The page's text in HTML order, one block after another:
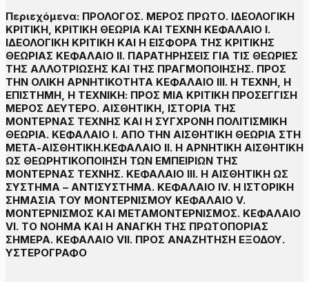
Περιεχόμενα: ΠΡΟΛΟΓΟΣ. ΜΕΡΟΣ ΠΡΩΤΟ. ΙΔΕΟΛΟΓΙΚΗ
ΚΡΙΤΙΚΗ, ΚΡΙΤΙΚΗ ΘΕΩΡΙΑ ΚΑΙ ΤΕΧΝΗ ΚΕΦΑΛΑΙΟ Ι.
ΙΔΕΟΛΟΓΙΚΗ ΚΡΙΤΙΚΗ ΚΑΙ Η ΕΙΣΦΟΡΑ ΤΗΣ ΚΡΙΤΙΚΗΣ
ΘΕΩΡΙΑΣ ΚΕΦΑΛΑΙΟ ΙΙ. ΠΑΡΑΤΗΡΗΣΕΙΣ ΓΙΑ ΤΙΣ ΘΕΩΡΙΕΣ
ΤΗΣ ΑΛΛΟΤΡΙΩΣΗΣ ΚΑΙ ΤΗΣ ΠΡΑΓΜΟΠΟΙΗΣΗΣ. ΠΡΟΣ
ΤΗΝ ΟΛΙΚΗ ΑΡΝΗΤΙΚΟΤΗΤΑ ΚΕΦΑΛΑΙΟ ΙΙΙ. Η ΤΕΧΝΗ, Η
ΕΠΙΣΤΗΜΗ, Η ΤΕΧΝΙΚΗ: ΠΡΟΣ ΜΙΑ ΚΡΙΤΙΚΗ ΠΡΟΣΕΓΓΙΣΗ
ΜΕΡΟΣ ΔΕΥΤΕΡΟ. ΑΙΣΘΗΤΙΚΗ, ΙΣΤΟΡΙΑ ΤΗΣ
ΜΟΝΤΕΡΝΑΣ ΤΕΧΝΗΣ ΚΑΙ Η ΣΥΓΧΡΟΝΗ ΠΟΛΙΤΙΣΜΙΚΗ
ΘΕΩΡΙΑ. ΚΕΦΑΛΑΙΟ Ι. ΑΠΟ ΤΗΝ ΑΙΣΘΗΤΙΚΗ ΘΕΩΡΙΑ ΣΤΗ
ΜΕΤΑ-ΑΙΣΘΗΤΙΚΗ.ΚΕΦΑΛΑΙΟ ΙΙ. Η ΑΡΝΗΤΙΚΗ ΑΙΣΘΗΤΙΚΗ
ΩΣ ΘΕΩΡΗΤΙΚΟΠΟΙΗΣΗ ΤΩΝ ΕΜΠΕΙΡΙΩΝ ΤΗΣ
ΜΟΝΤΕΡΝΑΣ ΤΕΧΝΗΣ. ΚΕΦΑΛΑΙΟ ΙΙΙ. Η ΑΙΣΘΗΤΙΚΗ ΩΣ
ΣΥΣΤΗΜΑ – ΑΝΤΙΣΥΣΤΗΜΑ. ΚΕΦΑΛΑΙΟ IV. Η ΙΣΤΟΡΙΚΗ
ΣΗΜΑΣΙΑ ΤΟΥ ΜΟΝΤΕΡΝΙΣΜΟΥ ΚΕΦΑΛΑΙΟ V.
ΜΟΝΤΕΡΝΙΣΜΟΣ ΚΑΙ ΜΕΤΑΜΟΝΤΕΡΝΙΣΜΟΣ. ΚΕΦΑΛΑΙΟ
VI. ΤΟ ΝΟΗΜΑ ΚΑΙ Η ΑΝΑΓΚΗ ΤΗΣ ΠΡΩΤΟΠΟΡΙΑΣ
ΣΗΜΕΡΑ. ΚΕΦΑΛΑΙΟ VII. ΠΡΟΣ ΑΝΑΖΗΤΗΣΗ ΕΞΟΔΟΥ.
ΥΣΤΕΡΟΓΡΑΦΟ